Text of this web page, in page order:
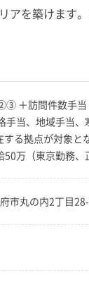
アを築けます
＋訪問件数手
手当、地域手当
する拠点が対象
万（東京勤務
市丸の内2丁目